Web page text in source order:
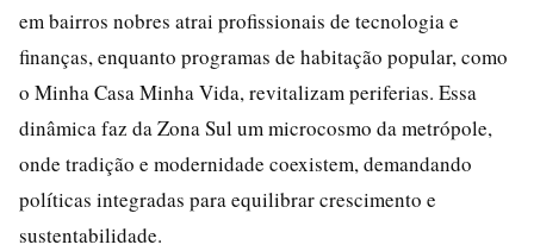
em bairros nobres atrai profissionais de tecnologia e
finanças, enquanto programas de habitação popular, como
o Minha Casa Minha Vida, revitalizam periferias. Essa
dinâmica faz da Zona Sul um microcosmo da metrópole,
onde tradição e modernidade coexistem, demandando
políticas integradas para equilibrar crescimento e
sustentabilidade.